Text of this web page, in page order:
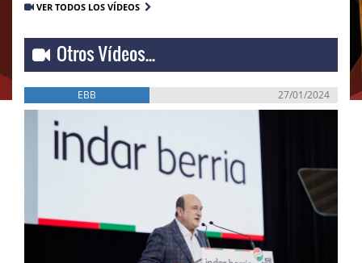
VER TODOS LOS VÍDEOS
Otros Vídeos...
EBB 27/01/2024